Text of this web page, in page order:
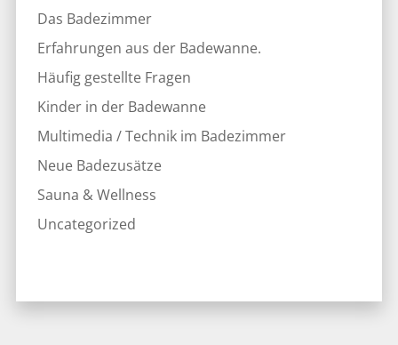
Das Badezimmer
Erfahrungen aus der Badewanne.
Häufig gestellte Fragen
Kinder in der Badewanne
Multimedia / Technik im Badezimmer
Neue Badezusätze
Sauna & Wellness
Uncategorized